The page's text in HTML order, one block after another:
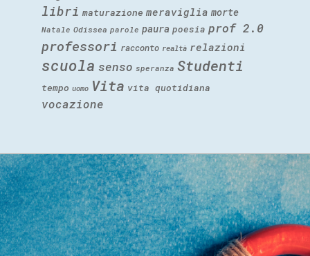
libri maturazione meraviglia morte
Natale Odissea parole paura poesia prof 2.0
professori racconto realtà relazioni
scuola senso speranza Studenti
tempo uomo Vita vita quotidiana
vocazione